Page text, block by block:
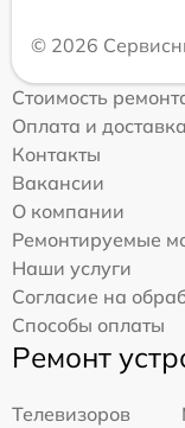
© 2026
Стоимость
Оплата и доставка
Контакты
Вакансии
О компании
Ремонтируемые
Наши услуги
Согласие на
Способы оплаты
Ремонт
Телевизоров